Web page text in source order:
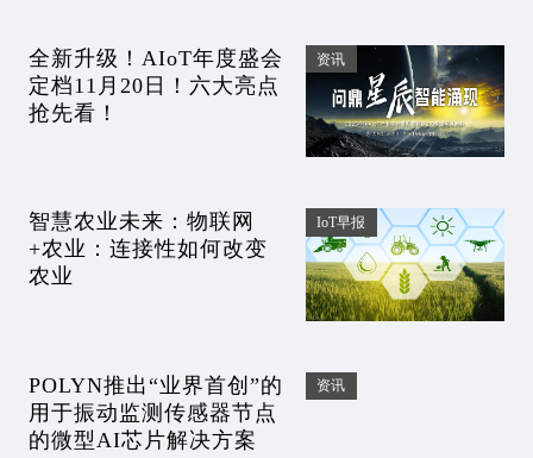
全新升级！AIoT年度盛会
定档11月20日！六大亮点
抢先看！
资讯
智慧农业未来：物联网
+农业：连接性如何改变
农业
IoT早报
POLYN推出“业界首创”的
用于振动监测传感器节点
的微型AI芯片解决方案
资讯